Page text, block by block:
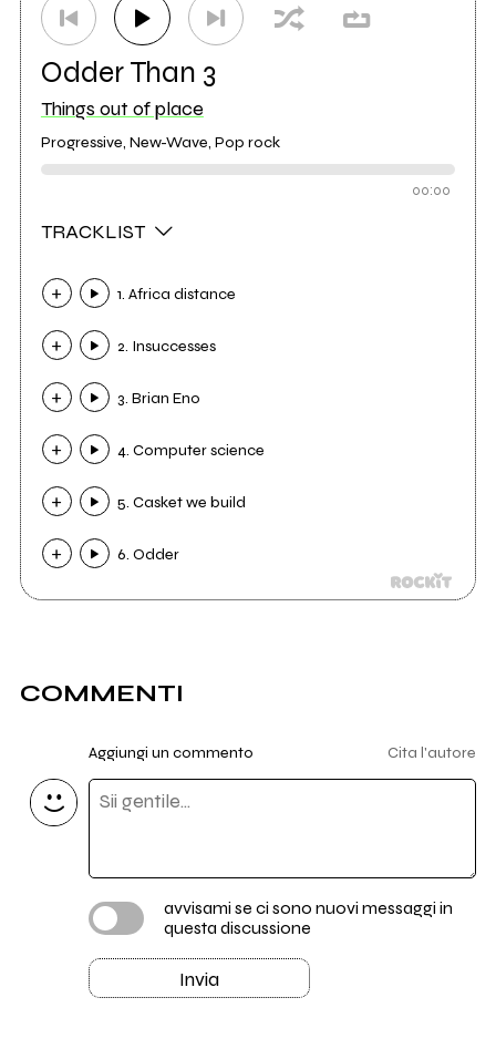
Odder Than 3
Things out of place
Progressive, New-Wave, Pop rock
00:00
TRACKLIST
1. Africa distance
2. Insuccesses
3. Brian Eno
4. Computer science
5. Casket we build
6. Odder
COMMENTI
Aggiungi un commento Cita l'autore
avvisami se ci sono nuovi messaggi in
questa discussione
Invia